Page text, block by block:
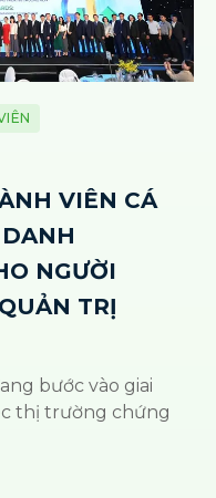
VIÊN CÁ
NGƯỜI
TRỊ
bước vào giai
thị trường chứng